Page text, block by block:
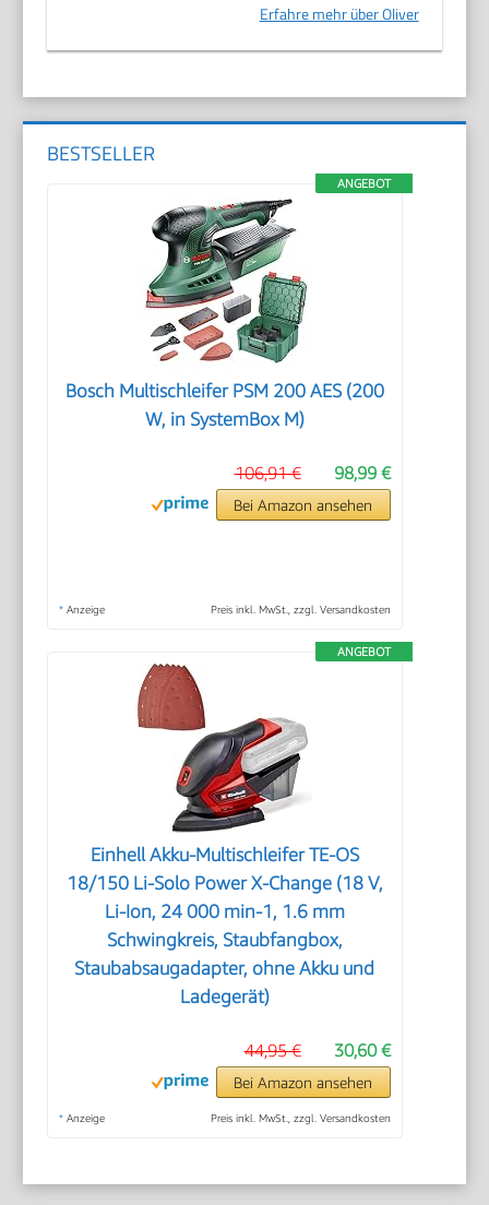
Erfahre mehr über Oliver
BESTSELLER
ANGEBOT
Bosch Multischleifer PSM 200 AES (200
W, in SystemBox M)
98,99 €
106,91 €
Bei Amazon ansehen
* Anzeige Preis inkl. MwSt., zzgl. Versandkosten
ANGEBOT
Einhell Akku-Multischleifer TE-OS
18/150 Li-Solo Power X-Change (18 V,
Li-Ion, 24 000 min-1, 1.6 mm
Schwingkreis, Staubfangbox,
Staubabsaugadapter, ohne Akku und
Ladegerät)
30,60 €
44,95 €
Bei Amazon ansehen
* Anzeige Preis inkl. MwSt., zzgl. Versandkosten